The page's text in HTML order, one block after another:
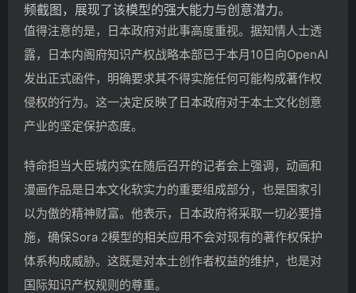
频截图，展现了该模型的强大能力与创意潜力。
值得注意的是，日本政府对此事高度重视。据知情人士透
露，日本内阁府知识产权战略本部已于本月10日向OpenAI
发出正式函件，明确要求其不得实施任何可能构成著作权
侵权的行为。这一决定反映了日本政府对于本土文化创意
产业的坚定保护态度。
特命担当大臣城内实在随后召开的记者会上强调，动画和
漫画作品是日本文化软实力的重要组成部分，也是国家引
以为傲的精神财富。他表示，日本政府将采取一切必要措
施，确保Sora 2模型的相关应用不会对现有的著作权保护
体系构成威胁。这既是对本土创作者权益的维护，也是对
国际知识产权规则的尊重。